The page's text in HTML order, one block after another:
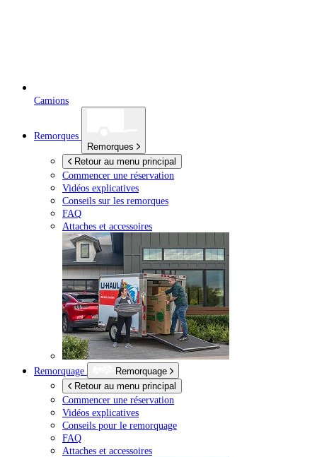
Camions
Remorques
Remorques
Retour au menu principal
Commencer une réservation
Vidéos explicatives
Conseils sur les remorques
FAQ
Attaches et accessoires
Remorquage
Remorquage
Retour au menu principal
Commencer une réservation
Vidéos explicatives
Conseils pour le remorquage
FAQ
Attaches et accessoires